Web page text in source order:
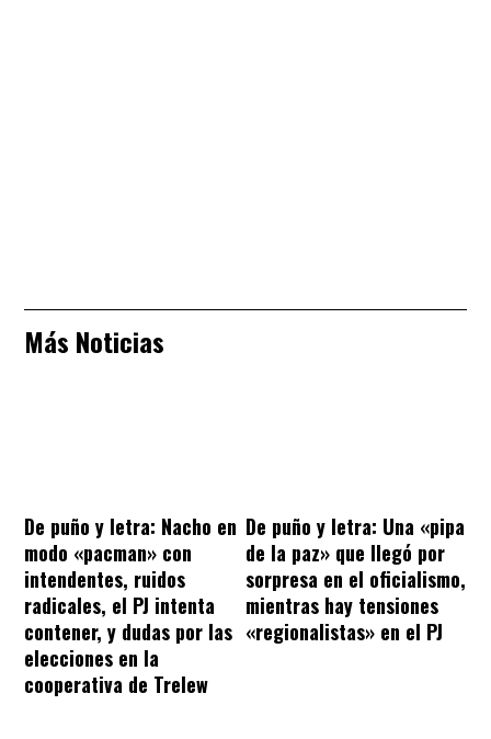
Más Noticias
De puño y letra: Nacho en
modo «pacman» con
intendentes, ruidos
radicales, el PJ intenta
contener, y dudas por las
elecciones en la
cooperativa de Trelew
De puño y letra: Una «pipa
de la paz» que llegó por
sorpresa en el oficialismo,
mientras hay tensiones
«regionalistas» en el PJ